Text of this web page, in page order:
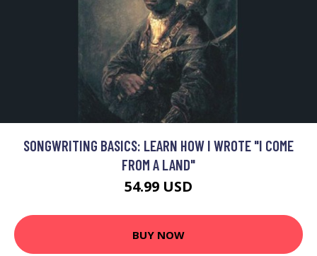
SONGWRITING BASICS: LEARN HOW I WROTE "I COME
FROM A LAND"
54.99 USD
BUY NOW